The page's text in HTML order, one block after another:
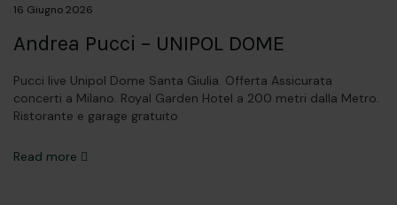
16 Giugno 2026
Andrea Pucci – UNIPOL DOME
Pucci live Unipol Dome Santa Giulia. Offerta Assicurata
concerti a Milano. Royal Garden Hotel a 200 metri dalla Metro.
Ristorante e garage gratuito
Read more